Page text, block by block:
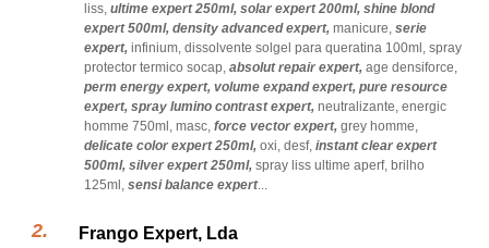
liss, ultime expert 250ml, solar expert 200ml, shine blond
expert 500ml, density advanced expert, manicure, serie
expert, infinium, dissolvente solgel para queratina 100ml, spray
protector termico socap, absolut repair expert, age densiforce,
perm energy expert, volume expand expert, pure resource
expert, spray lumino contrast expert, neutralizante, energic
homme 750ml, masc, force vector expert, grey homme,
delicate color expert 250ml, oxi, desf, instant clear expert
500ml, silver expert 250ml, spray liss ultime aperf, brilho
125ml, sensi balance expert...
Frango Expert, Lda